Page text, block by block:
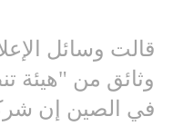
قالت وسائل
وثائق من "هيئة
في الصين إن